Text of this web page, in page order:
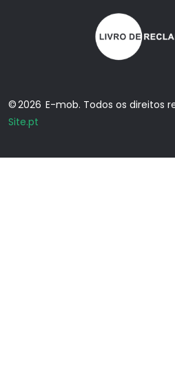
© 2026 E-mob. Todos os direitos
Site.pt